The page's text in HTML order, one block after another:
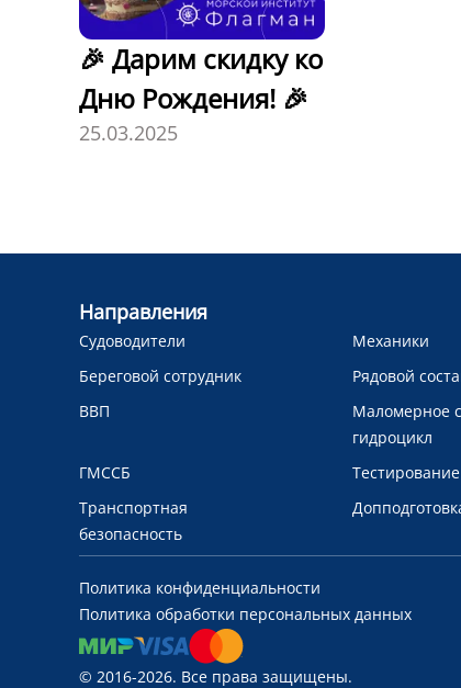
🎉 Дарим скидку ко
Дню Рождения! 🎉
25.03.2025
Направления
Судоводители
Механики
Береговой сотрудник
Рядовой
ВВП
Маломерное
гидроцикл
ГМССБ
Тестирование
Транспортная
безопасность
Политика конфиденциальности
Политика обработки персональных данных
© 2016-2026. Все права защищены.